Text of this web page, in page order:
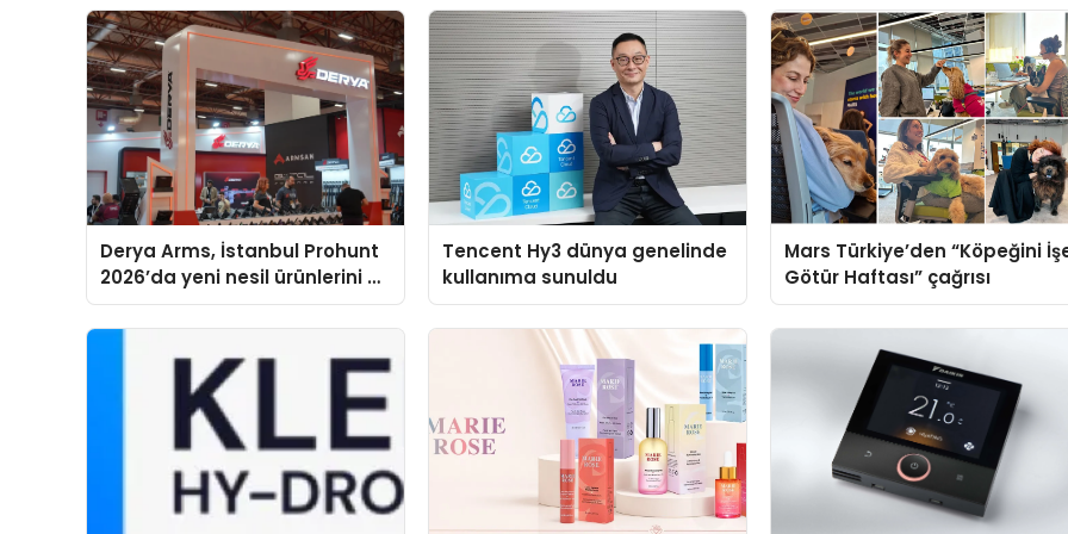
Derya Arms, İstanbul Prohunt
2026’da yeni nesil ürünlerini ve
global marka vizyonunu
sergiledi
Tencent Hy3 dünya genelinde
kullanıma sunuldu
Mars Türkiye’den “Köpeğini
Götür Haftası” çağrısı